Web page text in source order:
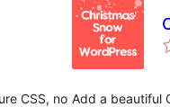
CSS, no Add a beautiful